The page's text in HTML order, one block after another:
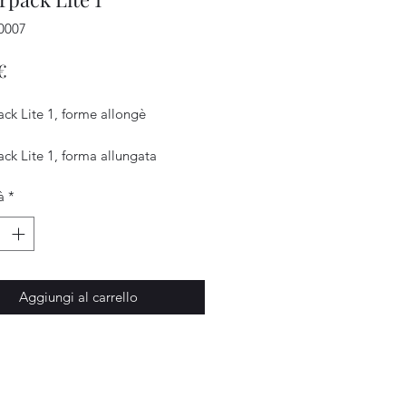
Lite 1, forme allongè
Lite 1, forma allungata
*
Aggiungi al carrello